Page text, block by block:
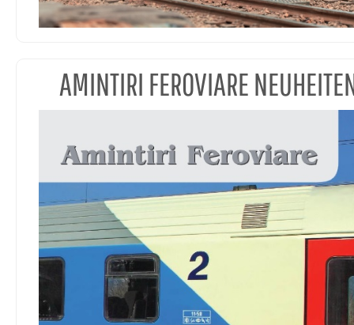
AMINTIRI FEROVIARE